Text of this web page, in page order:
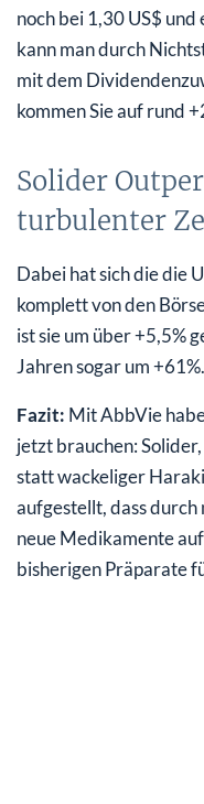
noch bei 1,30 US$ und
kann man durch
mit dem
kommen Sie auf rund
Solider
turbulenter
Dabei hat sich die die
komplett von den
ist sie um über +5,5%
Jahren sogar um +61%.
Fazit: Mit AbbVie
jetzt brauchen:
statt wackeliger
aufgestellt, dass
neue Medikamente
bisherigen Präparate